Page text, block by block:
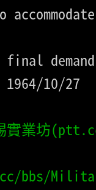
1964/10/27
bbs/